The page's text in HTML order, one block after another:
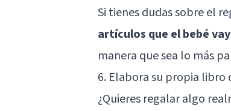
Si tienes dudas sobre el
artículos que el bebé
manera que sea lo más
6. Elabora su propia libro
¿Quieres regalar algo